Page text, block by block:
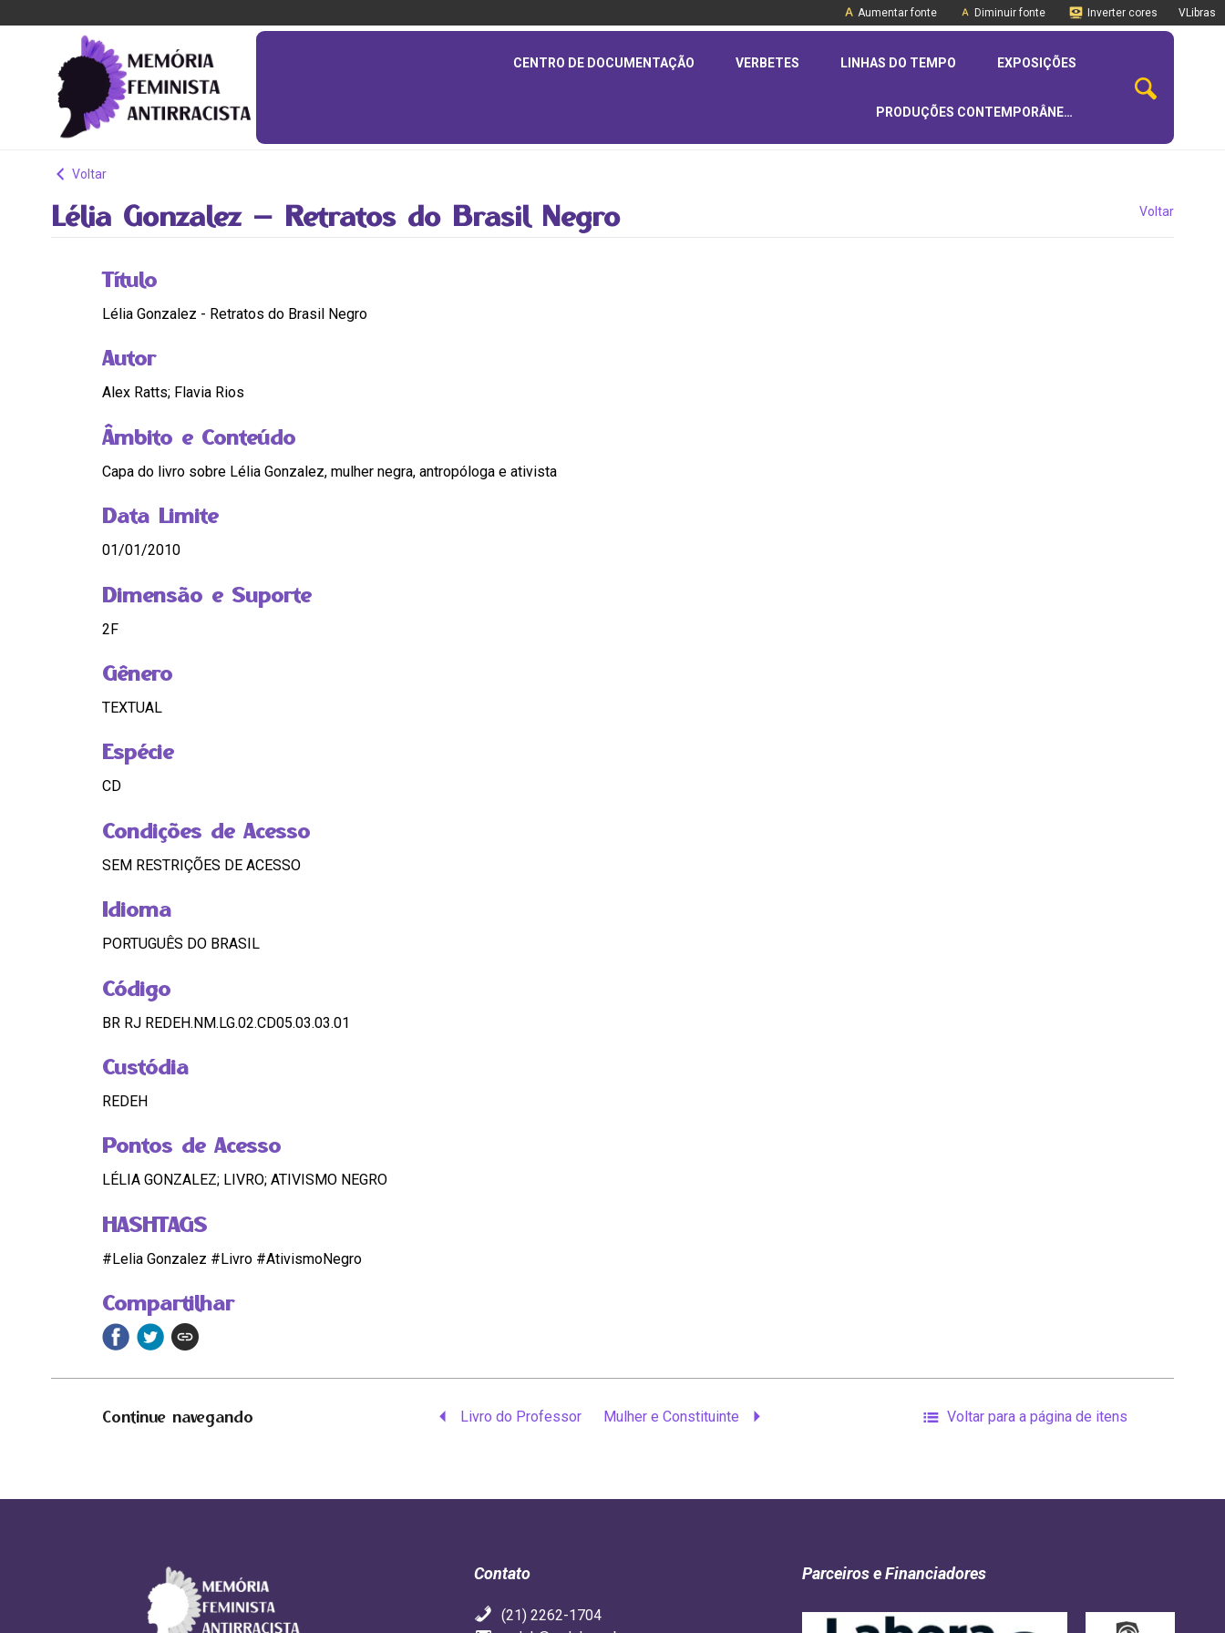
Aumentar fonte Diminuir fonte Inverter cores VLibras
CENTRO DE DOCUMENTAÇÃO VERBETES LINHAS DO TEMPO EXPOSIÇÕES
PRODUÇÕES CONTEMPORÂNEAS
Voltar
Lélia Gonzalez – Retratos do Brasil Negro Voltar
Compartilhar
Título
Lélia Gonzalez - Retratos do Brasil Negro
Autor
Alex Ratts; Flavia Rios
Âmbito e Conteúdo
Capa do livro sobre Lélia Gonzalez, mulher negra, antropóloga e ativista
Data Limite
01/01/2010
Dimensão e Suporte
2F
Gênero
TEXTUAL
Espécie
CD
Condições de Acesso
SEM RESTRIÇÕES DE ACESSO
Idioma
PORTUGUÊS DO BRASIL
Código
BR RJ REDEH.NM.LG.02.CD05.03.03.01
Custódia
REDEH
Pontos de Acesso
LÉLIA GONZALEZ; LIVRO; ATIVISMO NEGRO
HASHTAGS
#Lelia Gonzalez #Livro #AtivismoNegro
Continue navegando Livro do Professor Mulher e Constituinte Voltar para a página de itens
Contato
(21) 2262-1704
Parceiros e Financiadores